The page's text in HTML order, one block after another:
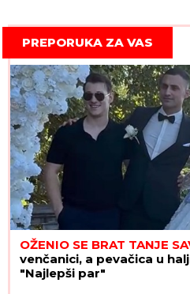
PREPORUKA ZA VAS
OŽENIO SE BRAT TANJE
venčanici, a pevačica u
"Najlepši par"